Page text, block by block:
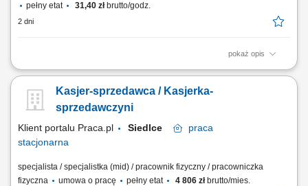
pełny etat
31,40 złbrutto/godz.
2 dni
pokaż opis
Twoje główne zadania: zapewnienie profesjonalnej obsługi Klientów
właściwą ekspozycję produktów monitorowanie terminów przydatności
do spożycia
Kasjer-sprzedawca / Kasjerka-
sprzedawczyni
Klient portalu Praca.pl Siedlce
praca
stacjonarna
specjalista / specjalistka (mid) / pracownik fizyczny / pracowniczka
fizyczna
umowa o pracę pełny etat 4 806 złbrutto/mies.